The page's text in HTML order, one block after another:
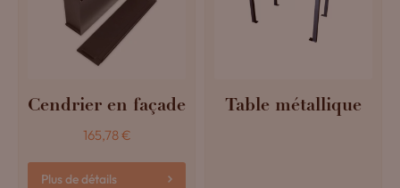
Cendrier en façade
165,78€
Plus de détails
Table métallique